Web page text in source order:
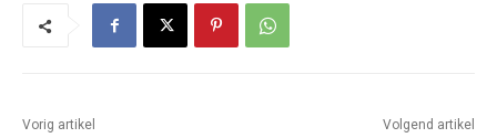
Vorig artikel Volgend artikel